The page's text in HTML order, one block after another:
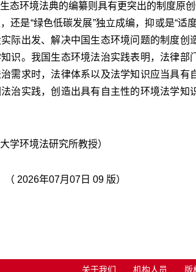
态环境法典的编纂则具有更突出的制度原
还是“绿色低碳发展”独立成编，抑或是“适
际出发、解决中国生态环境问题的制度创
识。我国生态环境法治实践表明，法律部
需求时，法律体系以及法学知识应当具有
治实践，创造出具有自主性的环境法学知
学环境法研究所教授）
（ 2026年07月07日 09 版）
关于我们 机构人员 版